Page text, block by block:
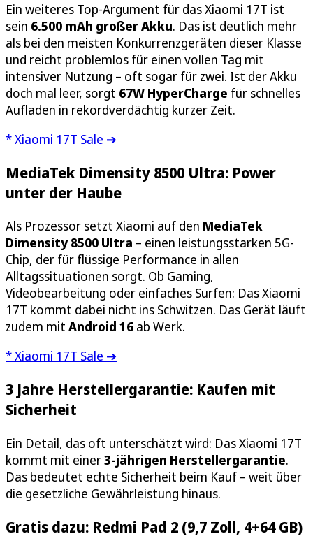
Ein weiteres Top-Argument für das Xiaomi 17T ist
sein 6.500 mAh großer Akku. Das ist deutlich mehr
als bei den meisten Konkurrenzgeräten dieser Klasse
und reicht problemlos für einen vollen Tag mit
intensiver Nutzung – oft sogar für zwei. Ist der Akku
doch mal leer, sorgt 67W HyperCharge für schnelles
Aufladen in rekordverdächtig kurzer Zeit.
* Xiaomi 17T Sale ➔
MediaTek Dimensity 8500 Ultra: Power
unter der Haube
Als Prozessor setzt Xiaomi auf den MediaTek
Dimensity 8500 Ultra – einen leistungsstarken 5G-
Chip, der für flüssige Performance in allen
Alltagssituationen sorgt. Ob Gaming,
Videobearbeitung oder einfaches Surfen: Das Xiaomi
17T kommt dabei nicht ins Schwitzen. Das Gerät läuft
zudem mit Android 16 ab Werk.
* Xiaomi 17T Sale ➔
3 Jahre Herstellergarantie: Kaufen mit
Sicherheit
Ein Detail, das oft unterschätzt wird: Das Xiaomi 17T
kommt mit einer3-jährigen Herstellergarantie.
Das bedeutet echte Sicherheit beim Kauf – weit über
die gesetzliche Gewährleistung hinaus.
Gratis dazu: Redmi Pad 2 (9,7 Zoll, 4+64 GB)